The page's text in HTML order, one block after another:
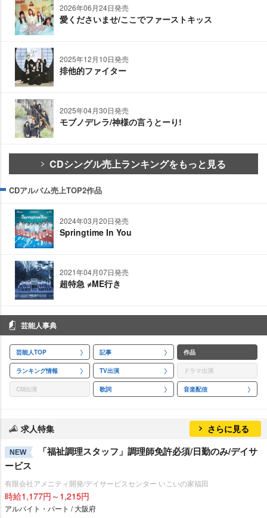
2026年06月24日発売
愛くださいませ/ここでファーストキッス
2025年12月10日発売
排他的ファイター
2025年04月30日発売
モブノデレラ/神様の言うとーり!
CDシングル売上ランキングをもっと見る
CDアルバム売上TOP2作品
2024年03月20日発売
Springtime In You
2021年04月07日発売
超特急 ≠ME行き
芸能人事典
芸能人TOP 記事 作品
ランキング情報 TV出演 ドラマ出演
CM出演 歌詞 音楽配信
求人特集 さらに見る
NEW
「福祉調理スタッフ」調理師免許必須/日勤のみ/デイサ
ービス
有限会社アメニティ開発/デイサービスセンター いこいの家福田
時給1,177円～1,215円
アルバイト・パート / 大阪府